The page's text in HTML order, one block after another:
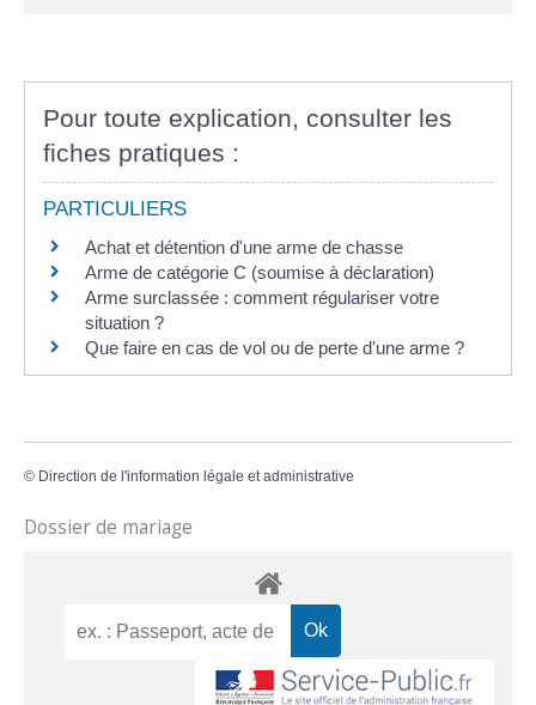
Pour toute explication, consulter les
fiches pratiques :
PARTICULIERS
Achat et détention d'une arme de chasse
Arme de catégorie C (soumise à déclaration)
Arme surclassée : comment régulariser votre
situation ?
Que faire en cas de vol ou de perte d'une arme ?
© Direction de l'information légale et administrative
Dossier de mariage